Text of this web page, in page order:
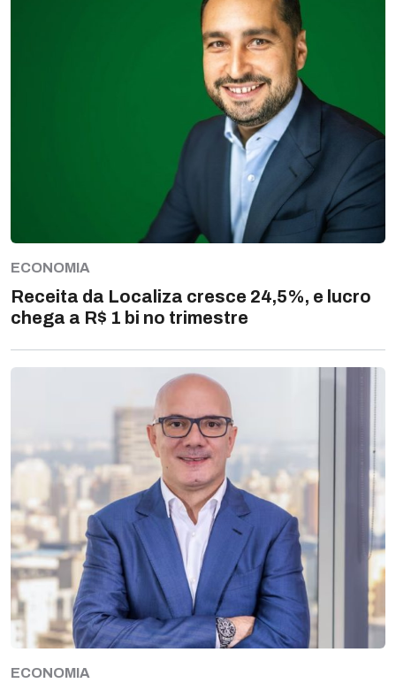
ECONOMIA
Receita da Localiza cresce 24,5%, e lucro
chega a R$ 1 bi no trimestre
ECONOMIA